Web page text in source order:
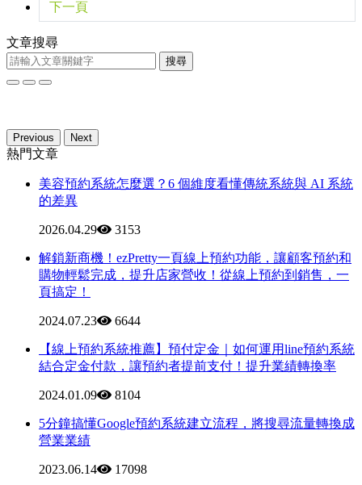
下一頁
文章搜尋
搜尋
Previous Next
熱門文章
美容預約系統怎麼選？6 個維度看懂傳統系統與 AI 系統
的差異
2026.04.29 3153
解鎖新商機！ezPretty一頁線上預約功能，讓顧客預約和
購物輕鬆完成，提升店家營收！從線上預約到銷售，一
頁搞定！
2024.07.23 6644
【線上預約系統推薦】預付定金｜如何運用line預約系統
結合定金付款，讓預約者提前支付！提升業績轉換率
2024.01.09 8104
5分鐘搞懂Google預約系統建立流程，將搜尋流量轉換成
營業業績
2023.06.14 17098